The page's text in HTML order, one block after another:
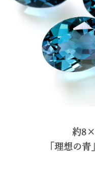
約
「理想の